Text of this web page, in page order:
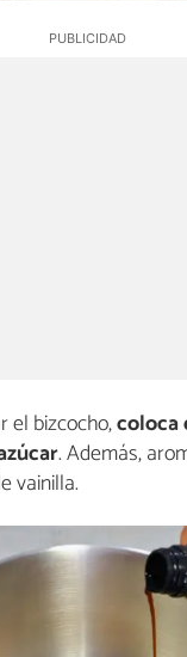
el bizcocho,coloca
. Además,
vainilla.